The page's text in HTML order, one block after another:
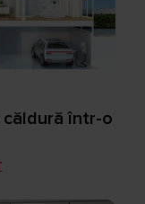
într-o